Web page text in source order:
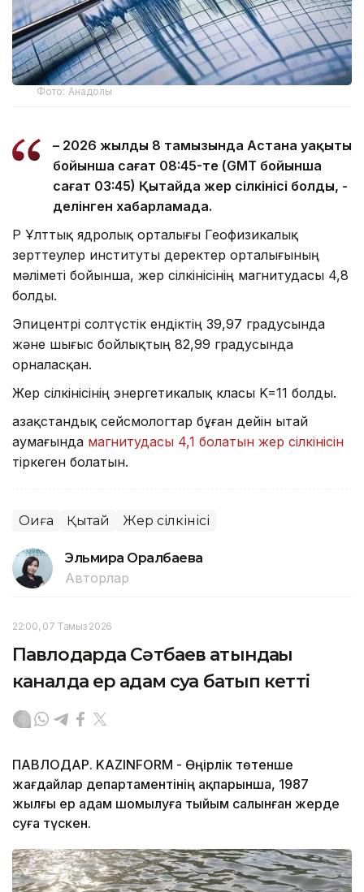
Фото: Анадолы
– 2026 жылдың 8 тамызында Астана уақыты
бойынша сағат 08:45-те (GMT бойынша
сағат 03:45) Қытайда жер сілкінісі болды, -
делінген хабарламада.
ҚР Ұлттық ядролық орталығы Геофизикалық
зерттеулер институты деректер орталығының
мәліметі бойынша, жер сілкінісінің магнитудасы 4,8
болды.
Эпицентрі солтүстік ендіктің 39,97 градусында
және шығыс бойлықтың 82,99 градусында
орналасқан.
Жер сілкінісінің энергетикалық класы K=11 болды.
Қазақстандық сейсмологтар бұған дейін Қытай
аумағында магнитудасы 4,1 болатын жер сілкінісін
тіркеген болатын.
Оқиға Қытай Жер сілкінісі
Эльмира Оралбаева
Авторлар
22:00, 07 Тамыз 2026
Павлодарда Сәтбаев атындағы
каналда ер адам суға батып кетті
ПАВЛОДАР. KAZINFORM - Өңірлік төтенше
жағдайлар департаментінің ақпарынша, 1987
жылғы ер адам шомылуға тыйым салынған жерде
суға түскен.